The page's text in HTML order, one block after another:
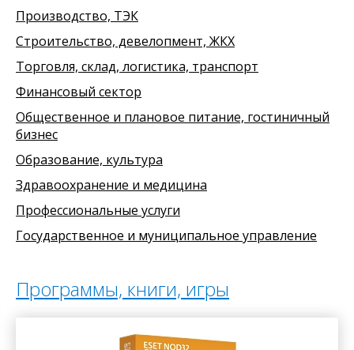
Производство, ТЭК
Строительство, девелопмент, ЖКХ
Торговля, склад, логистика, транспорт
Финансовый сектор
Общественное и плановое питание, гостиничный
бизнес
Образование, культура
Здравоохранение и медицина
Профессиональные услуги
Государственное и муниципальное управление
Программы, книги, игры